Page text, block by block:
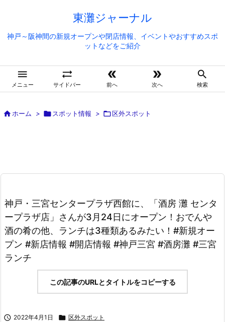
東灘ジャーナル
神戸～阪神間の新規オープンや閉店情報、イベントやおすすめスポ
ットなどをご紹介

メニュー

サイドバー

前へ

次へ

検索
ホーム >  スポット情報 > 区外スポット
神戸・三宮センタープラザ西館に、「酒房 灘 センタ
ープラザ店」さんが3月24日にオープン！おでんや
酒の肴の他、ランチは3種類あるみたい！#新規オー
プン #新店情報 #開店情報 #神戸三宮 #酒房灘 #三宮
ランチ
この記事のURLとタイトルをコピーする
 2022年4月1日  区外スポット